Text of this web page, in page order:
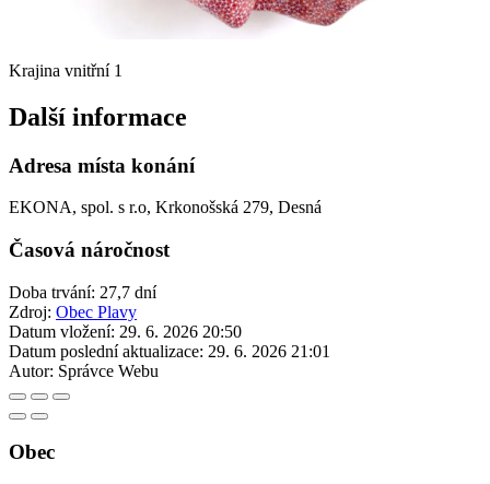
Krajina vnitřní 1
Další informace
Adresa místa konání
EKONA, spol. s r.o, Krkonošská 279, Desná
Časová náročnost
Doba trvání: 27,7 dní
Zdroj: Obec Plavy
Datum vložení: 29. 6. 2026 20:50
Datum poslední aktualizace: 29. 6. 2026 21:01
Autor: Správce Webu
Obec